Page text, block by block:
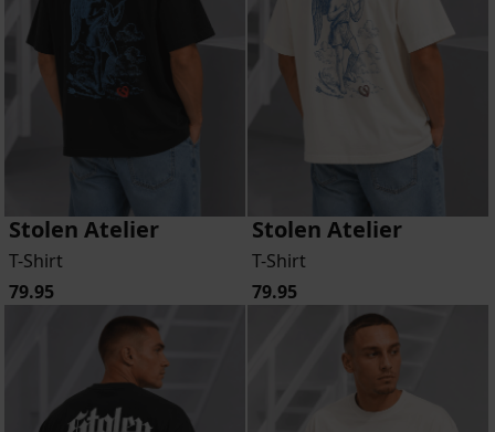
Stolen Atelier
T-Shirt
79.95
Stolen Atelier
T-Shirt
79.95